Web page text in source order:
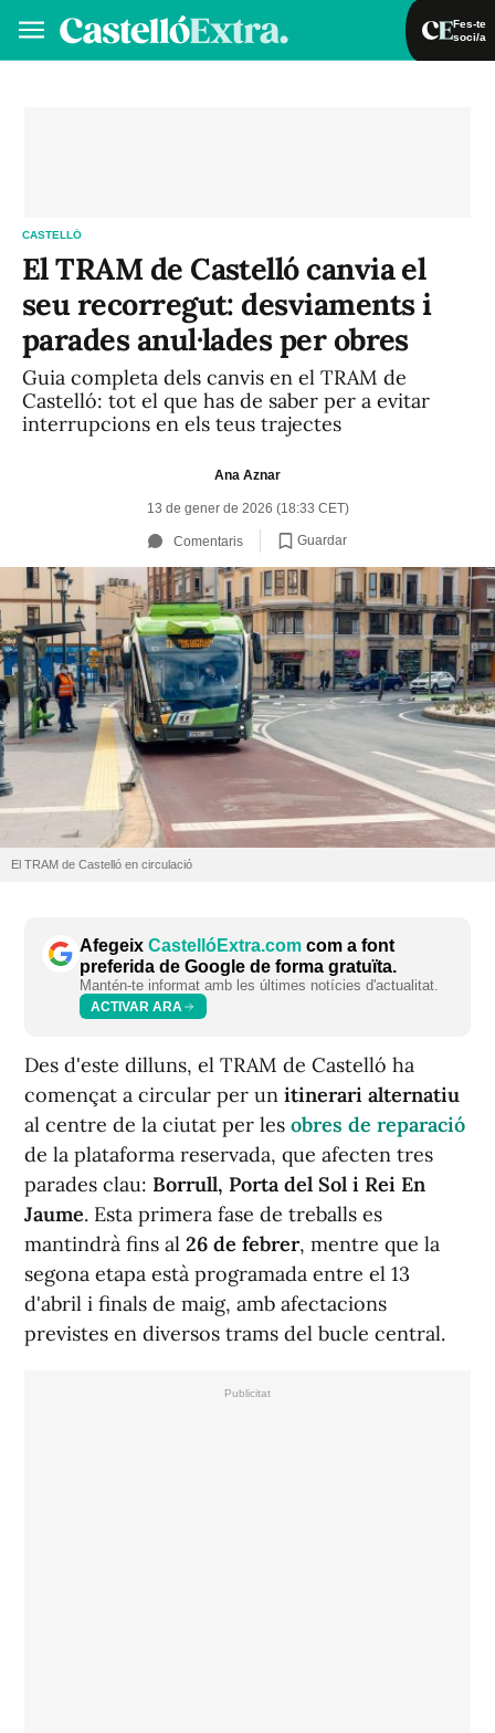
Fes-te
soci/a
CASTELLÓ
El TRAM de Castelló canvia el
seu recorregut: desviaments i
parades anul·lades per obres
Guia completa dels canvis en el TRAM de
Castelló: tot el que has de saber per a evitar
interrupcions en els teus trajectes
Ana Aznar
13 de gener de 2026 (18:33 CET)
Comentaris Guardar
El TRAM de Castelló en circulació
Afegeix CastellóExtra.com com a font
preferida de Google de forma gratuïta.
Mantén-te informat amb les últimes notícies d'actualitat.
ACTIVAR ARA
Des d'este dilluns, el TRAM de Castelló ha
començat a circular per un itinerari alternatiu
al centre de la ciutat per les obres de reparació
de la plataforma reservada, que afecten tres
parades clau: Borrull, Porta del Sol i Rei En
Jaume. Esta primera fase de treballs es
mantindrà fins al 26 de febrer, mentre que la
segona etapa està programada entre el 13
d'abril i finals de maig, amb afectacions
previstes en diversos trams del bucle central.